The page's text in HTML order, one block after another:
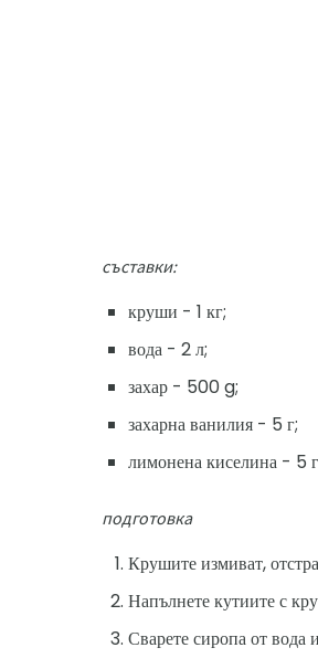
съставки:
круши - 1 кг;
вода - 2 л;
захар - 500 g;
захарна ванилия - 5 г;
лимонена киселина - 5
подготовка
Крушите измиват,
Напълнете кутиите с
Сварете сиропа от вода